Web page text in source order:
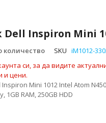
Dell Inspiron Mini
количество SKU iM1012-
си, за да видите
и цени.
Mini 1012 Intel Atom
1GB RAM, 250GB HDD